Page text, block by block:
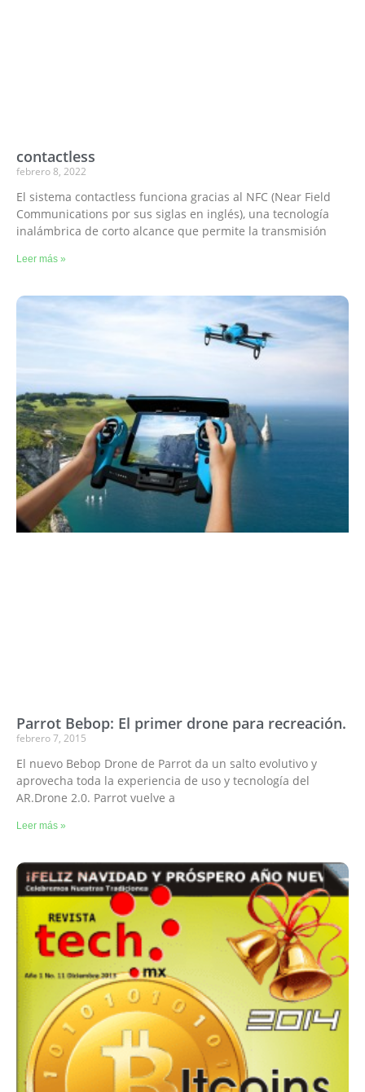
contactless
febrero 8, 2022
El sistema contactless funciona gracias al NFC (Near Field
Communications por sus siglas en inglés), una tecnología
inalámbrica de corto alcance que permite la transmisión
Leer más »
Parrot Bebop: El primer drone para recreación.
febrero 7, 2015
El nuevo Bebop Drone de Parrot da un salto evolutivo y
aprovecha toda la experiencia de uso y tecnología del
AR.Drone 2.0. Parrot vuelve a
Leer más »